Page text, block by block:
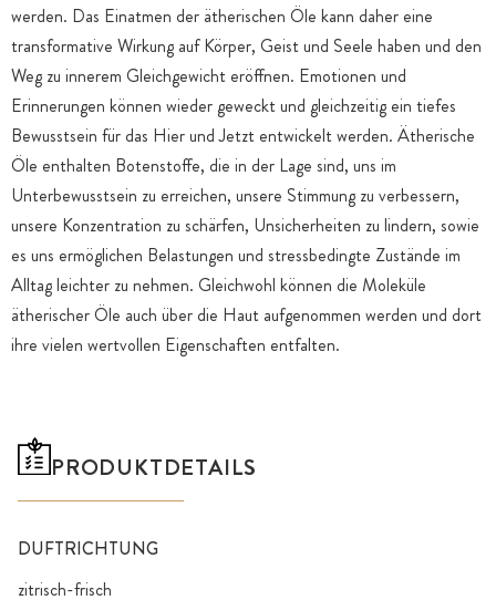
werden. Das Einatmen der ätherischen Öle kann daher eine
transformative Wirkung auf Körper, Geist und Seele haben und den
Weg zu innerem Gleichgewicht eröffnen. Emotionen und
Erinnerungen können wieder geweckt und gleichzeitig ein tiefes
Bewusstsein für das Hier und Jetzt entwickelt werden. Ätherische
Öle enthalten Botenstoffe, die in der Lage sind, uns im
Unterbewusstsein zu erreichen, unsere Stimmung zu verbessern,
unsere Konzentration zu schärfen, Unsicherheiten zu lindern, sowie
es uns ermöglichen Belastungen und stressbedingte Zustände im
Alltag leichter zu nehmen. Gleichwohl können die Moleküle
ätherischer Öle auch über die Haut aufgenommen werden und dort
ihre vielen wertvollen Eigenschaften entfalten.
PRODUKTDETAILS
DUFTRICHTUNG
zitrisch-frisch